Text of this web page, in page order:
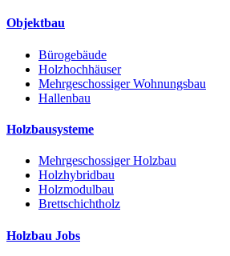
Objektbau
Bürogebäude
Holzhochhäuser
Mehrgeschossiger Wohnungsbau
Hallenbau
Holzbausysteme
Mehrgeschossiger Holzbau
Holzhybridbau
Holzmodulbau
Brettschichtholz
Holzbau Jobs